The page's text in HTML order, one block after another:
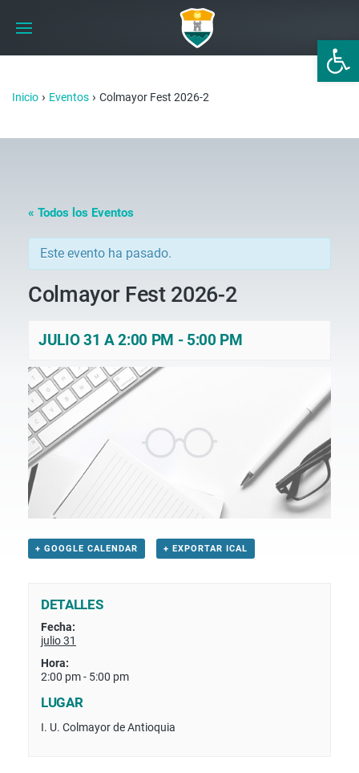
Abrir
Inicio › Eventos › Colmayor Fest 2026-2
« Todos los Eventos
Este evento ha pasado.
Colmayor Fest 2026-2
JULIO 31 A 2:00 PM - 5:00 PM
+ GOOGLE CALENDAR + EXPORTAR ICAL
DETALLES
Fecha:
julio 31
Hora:
2:00 pm - 5:00 pm
LUGAR
I. U. Colmayor de Antioquia